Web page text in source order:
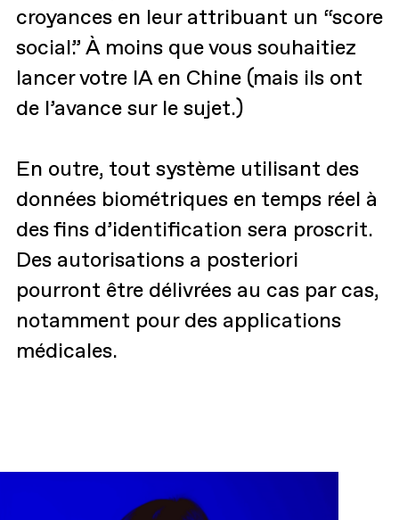
croyances en leur attribuant un “score
social.” À moins que vous souhaitiez
lancer votre IA en Chine (mais ils ont
de l’avance sur le sujet.)
En outre, tout système utilisant des
données biométriques en temps réel à
des fins d’identification sera proscrit.
Des autorisations a posteriori
pourront être délivrées au cas par cas,
notamment pour des applications
médicales.